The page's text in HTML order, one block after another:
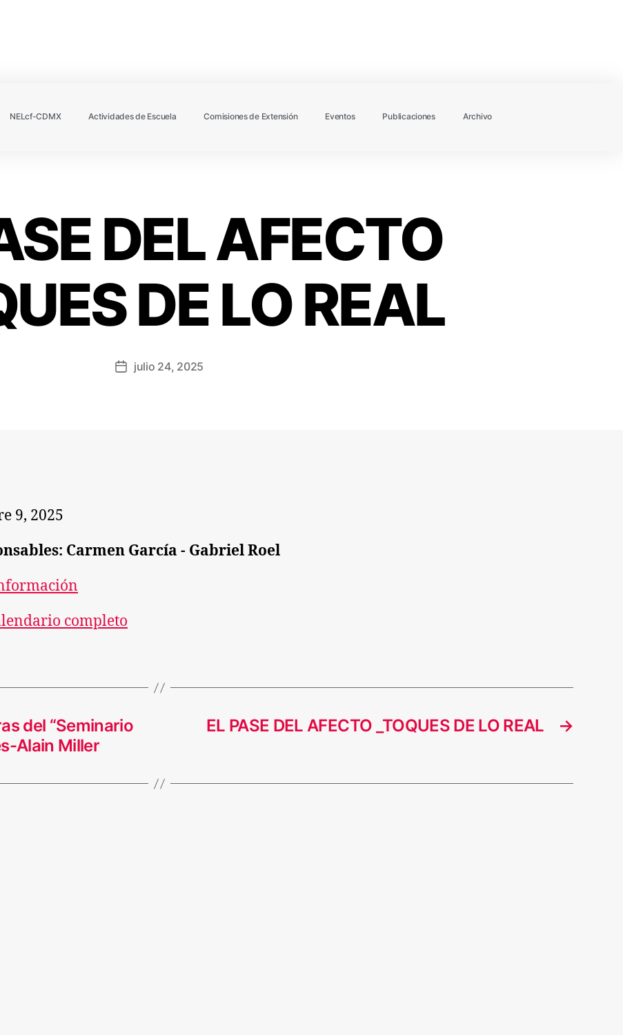
NELcf-CDMX Actividades de Escuela Comisiones de Extensión Eventos Publicaciones Archivo
DEL AFECTO
DE LO REAL
julio 24, 2025
9, 2025
Carmen García - Gabriel Roel
completo
del “Seminario
Alain Miller
→
EL PASE DEL AFECTO _TOQUES DE LO REAL